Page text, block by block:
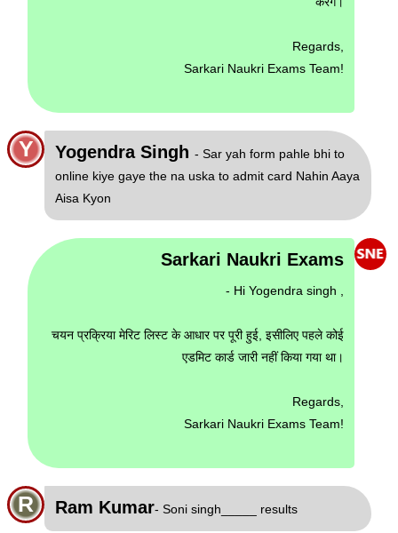
Regards,
Sarkari Naukri Exams Team!
Y Yogendra Singh - Sar yah form pahle bhi to
online kiye gaye the na uska to admit card Nahin Aaya
Aisa Kyon
Sarkari Naukri Exams
- Hi Yogendra singh ,
चयन प्रक्रिया मेरिट लिस्ट के आधार पर पूरी हुई, इसीलिए पहले कोई
एडमिट कार्ड जारी नहीं किया गया था।
Regards,
Sarkari Naukri Exams Team!
R Ram Kumar- Soni singh_____ results